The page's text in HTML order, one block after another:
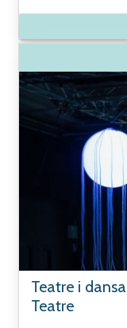
Teatre i
Teatre